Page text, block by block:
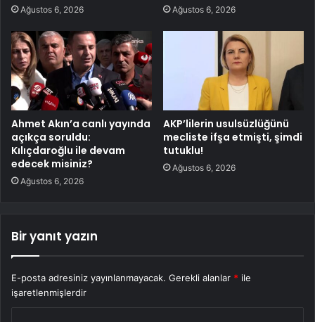
Ağustos 6, 2026 Ağustos 6, 2026
Ahmet Akın’a canlı yayında
açıkça soruldu:
Kılıçdaroğlu ile devam
edecek misiniz?
Ağustos 6, 2026
AKP’lilerin usulsüzlüğünü
mecliste ifşa etmişti, şimdi
tutuklu!
Ağustos 6, 2026
Bir yanıt yazın
E-posta adresiniz yayınlanmayacak. Gerekli alanlar * ile
işaretlenmişlerdir